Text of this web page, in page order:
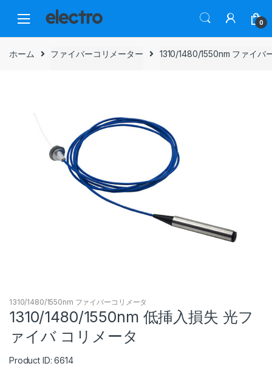
0
ホーム ファイバーコリメーター 1310/1480/1550nm ファイバ
1310/1480/1550nm ファイバーコリメータ
1310/1480/1550nm 低挿入損失 光フ
ァイバ コリメータ
Product ID: 6614